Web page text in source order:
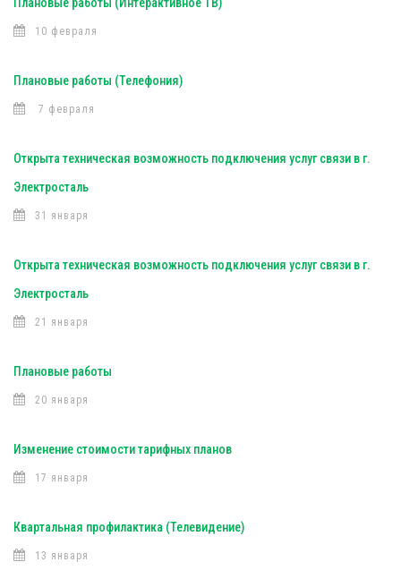
10 февраля
Плановые работы (Телефония)
7 февраля
Открыта техническая возможность подключения услуг связи в г.
Электросталь
31 января
Открыта техническая возможность подключения услуг связи в г.
Электросталь
21 января
Плановые работы
20 января
Изменение стоимости тарифных планов
17 января
Квартальная профилактика (Телевидение)
13 января